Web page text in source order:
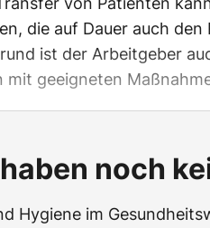
die auf Dauer auch den
ist der Arbeitgeber
geeigneten
noch
Hygiene im